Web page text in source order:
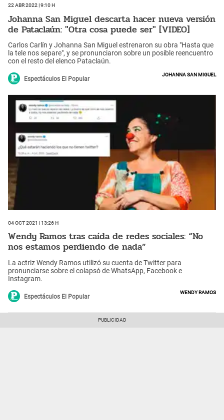
22 Abr 2022 | 9:10 h
Johanna San Miguel descarta hacer nueva versión
de Pataclaún: "Otra cosa puede ser" [VIDEO]
Carlos Carlín y Johanna San Miguel estrenaron su obra "Hasta que
la tele nos separe", y se pronunciaron sobre un posible reencuentro
con el resto del elenco Pataclaún.
Espectáculos El Popular
Johanna San Miguel
04 Oct 2021 | 13:26 h
Wendy Ramos tras caída de redes sociales: “No
nos estamos perdiendo de nada”
La actriz Wendy Ramos utilizó su cuenta de Twitter para
pronunciarse sobre el colapsó de WhatsApp, Facebook e
Instagram.
Espectáculos El Popular
Wendy Ramos